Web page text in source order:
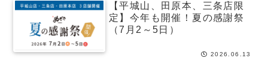
【平城山、田原本、三条店限
定】今年も開催！夏の感謝祭
（7月2～5日）
2026.06.13